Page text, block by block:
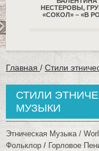
РОЩЕ
ДНЯ…»
Главная / Стили
СТИЛИ
МУЗЫКИ
Этническая Музыка /
Фольклор
Горловое